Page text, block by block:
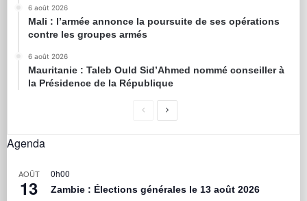
6 août 2026
Mali : l’armée annonce la poursuite de ses opérations
contre les groupes armés
6 août 2026
Mauritanie : Taleb Ould Sid’Ahmed nommé conseiller à
la Présidence de la République
Agenda
AOÛT
13
0h00
Zambie : Élections générales le 13 août 2026